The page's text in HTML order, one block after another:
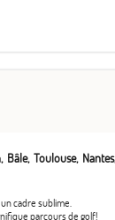
Bâle Toulouse Nantes
cadre sublime.
parcours de golf!